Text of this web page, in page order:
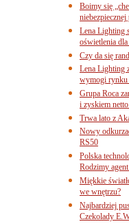
Boimy się
Lena Lighting
oświetlenia
Czy da się
Lena Lighting
wymogi rynku
Grupa Roca
i zyskiem
Trwa lato z
Nowy
RS50
Polska
Rodzimy
Miękkie
we wnętrzu?
Najbardziej
Czekolady